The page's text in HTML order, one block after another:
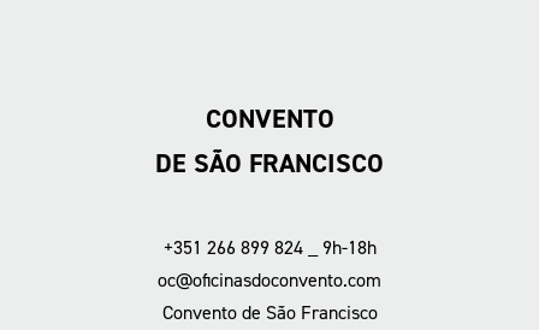
CONVENTO
DE SÃO FRANCISCO
+351 266 899 824 _ 9h-18h
oc@oficinasdoconvento.com
Convento de São Francisco